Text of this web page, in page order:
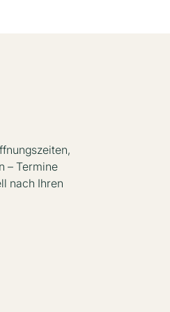
– Termine
nach Ihren